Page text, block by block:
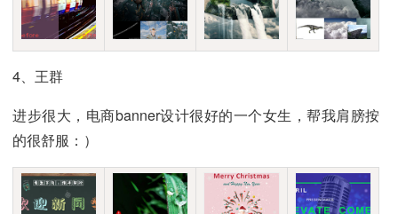
4、王群
进步很大，电商banner设计很好的一个女生，帮我肩膀按
的很舒服：）